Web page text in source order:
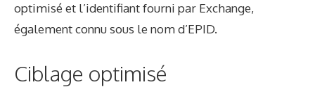
optimisé et l’identifiant fourni par Exchange,
également connu sous le nom d’EPID.
Ciblage optimisé